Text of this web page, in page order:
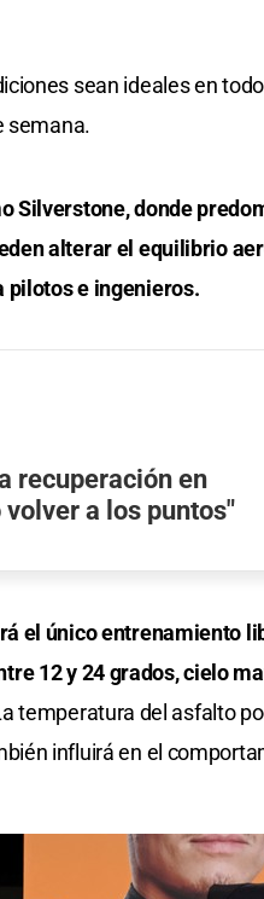
sean ideales en
semana.
Silverstone, donde
alterar el equilibrio
pilotos e ingenieros.
recuperación en
a los puntos"
el único entrenamiento
12 y 24 grados, cielo
temperatura del asfalto
influirá en el